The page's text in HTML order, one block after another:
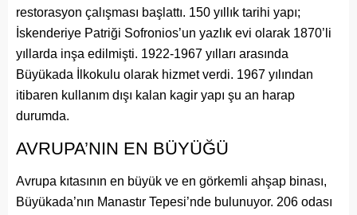
restorasyon çalışması başlattı. 150 yıllık tarihi yapı;
İskenderiye Patriği Sofronios’un yazlık evi olarak 1870’li
yıllarda inşa edilmişti. 1922-1967 yılları arasında
Büyükada İlkokulu olarak hizmet verdi. 1967 yılından
itibaren kullanım dışı kalan kagir yapı şu an harap
durumda.
AVRUPA’NIN EN BÜYÜĞÜ
Avrupa kıtasının en büyük ve en görkemli ahşap binası,
Büyükada’nın Manastır Tepesi’nde bulunuyor. 206 odası